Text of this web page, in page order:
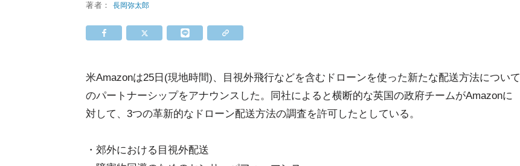
著者：長岡弥太郎
米Amazonは25日(現地時間)、目視外飛行などを含むドローンを使った新たな配送方法について
のパートナーシップをアナウンスした。同社によると横断的な英国の政府チームがAmazonに
対して、3つの革新的なドローン配送方法の調査を許可したとしている。
・郊外における目視外配送